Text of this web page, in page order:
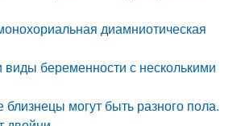
диамниотическая
виды беременности с несколькими
могут быть разного пола.